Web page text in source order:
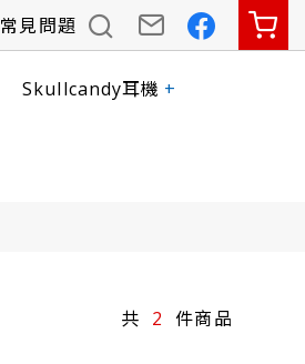
常見問題
Skullcandy耳機 +
2